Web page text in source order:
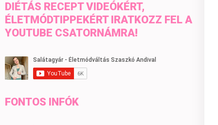
DIÉTÁS RECEPT VIDEÓKÉRT,
ÉLETMÓDTIPPEKÉRT IRATKOZZ FEL A
YOUTUBE CSATORNÁMRA!
FONTOS INFÓK